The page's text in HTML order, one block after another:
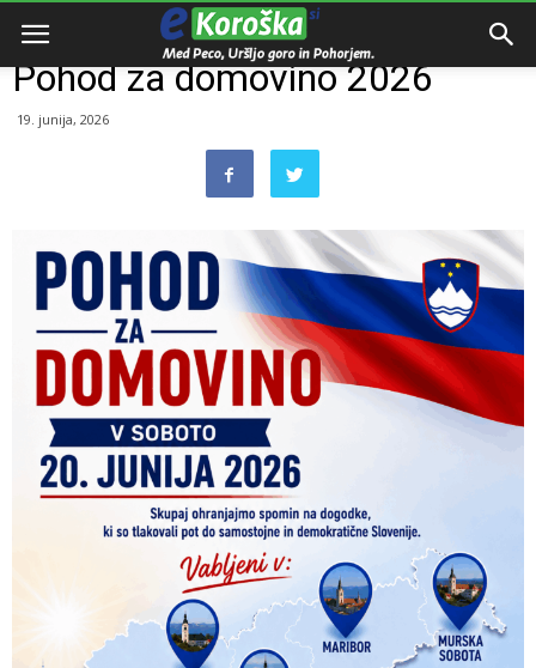
Domov
Pohod za domovino 2026
19. junija, 2026